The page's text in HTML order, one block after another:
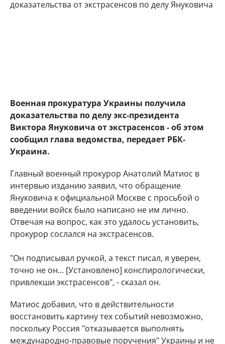
Военная прокуратура Украины получила
доказательства по делу экс-президента
Виктора Януковича от экстрасенсов - об этом
сообщил глава ведомства, передает РБК-
Украина.
Главный военный прокурор Анатолий Матиос в
интервью изданию заявил, что обращение
Януковича к официальной Москве с просьбой о
введении войск было написано не им лично.
Отвечая на вопрос, как это удалось установить,
прокурор сослался на экстрасенсов.
"Он подписывал ручкой, а текст писал, я уверен,
точно не он... [Установлено] конспирологически,
привлекши экстрасенсов", - сказал он.
Матиос добавил, что в действительности
восстановить картину тех событий невозможно,
поскольку Россия "отказывается выполнять
международно-правовые поручения" Украины и не